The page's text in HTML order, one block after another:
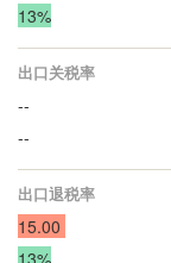
13%
出口关税率
--
--
出口退税率
15.00
13%